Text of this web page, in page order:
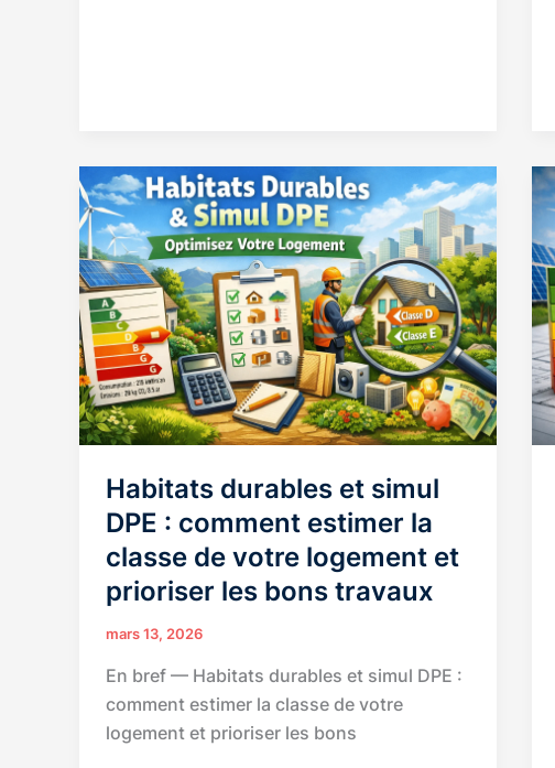
25
kg
:
proportions
simples
+
erreurs
à
éviter
Habitats durables et simul
DPE : comment estimer la
classe de votre logement et
prioriser les bons travaux
mars 13, 2026
En bref — Habitats durables et simul DPE :
comment estimer la classe de votre
logement et prioriser les bons